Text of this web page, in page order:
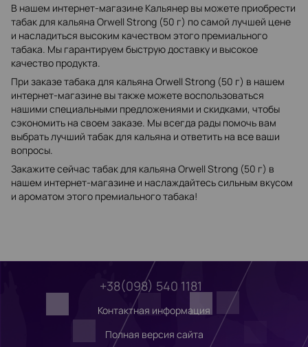
В нашем интернет-магазине Кальянер вы можете приобрести
табак для кальяна Orwell Strong (50 г) по самой лучшей цене
и насладиться высоким качеством этого премиального
табака. Мы гарантируем быструю доставку и высокое
качество продукта.
При заказе табака для кальяна Orwell Strong (50 г) в нашем
интернет-магазине вы также можете воспользоваться
нашими специальными предложениями и скидками, чтобы
сэкономить на своем заказе. Мы всегда рады помочь вам
выбрать лучший табак для кальяна и ответить на все ваши
вопросы.
Закажите сейчас табак для кальяна Orwell Strong (50 г) в
нашем интернет-магазине и наслаждайтесь сильным вкусом
и ароматом этого премиального табака!
+38(098) 540 1181
Контактная информация
Полная версия сайта